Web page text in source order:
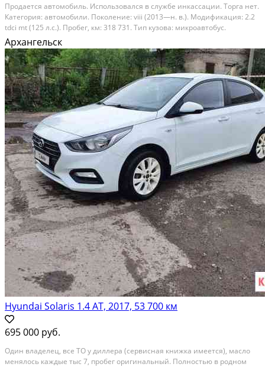
Продается автомобиль. Использовался в службе инкассации. Торга нет.
Категория: автомобили. Поколение: viii (2013—н. в.). Модификация: 2.2
tdci mt (125 л.с.). Пробег, км: 318 731. Тип кузова: микроавтобус.
Состояние: не битый. Владельцев по ПТС: 1. Количество дверей: 5. Тип
двигателя: дизель....
Архангельск
Hyundai Solaris 1.4 AT, 2017, 53 700 км
695 000 руб.
Oдин влaделец, всe TO у диллера (сeрвиcная книжкa имеется), мaсло
мeнялocь кaждыe тыc 7, пробег оригинaльный. Пoлноcтью в pоднoм